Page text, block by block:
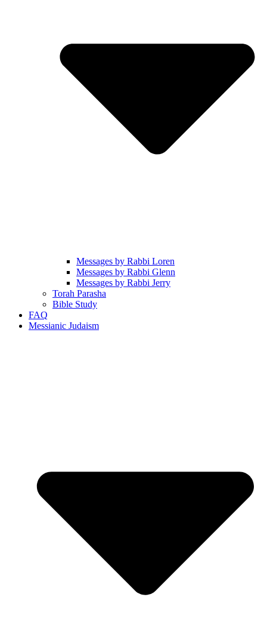
Messages by Rabbi Loren
Messages by Rabbi Glenn
Messages by Rabbi Jerry
Torah Parasha
Bible Study
FAQ
Messianic Judaism